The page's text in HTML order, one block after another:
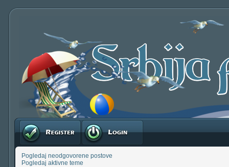
Registruj se Prijavite se
Pogledaj neodgovorene postove
Pogledaj aktivne teme